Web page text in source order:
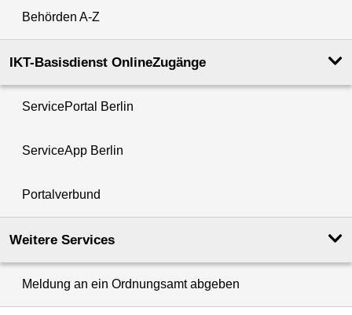
Behörden A-Z
IKT-Basisdienst OnlineZugänge
ServicePortal Berlin
ServiceApp Berlin
Portalverbund
Weitere Services
Meldung an ein Ordnungsamt abgeben